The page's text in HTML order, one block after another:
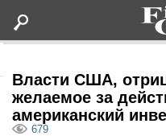
Статьи
Власти США,
желаемое за
американский
679